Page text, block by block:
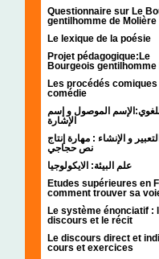
Questionnaire sur Le
gentilhomme de Molière
Le lexique de la poésie
Projet pédagogique:Le
Bourgeois gentilhomme
Les procédés comiques
comédie
الموصول و إسم
الإشارة
و الإنشاء : مهارة إنتاج
نص حجاجي
علم البيئة: الايكولوجيا
Etudes supérieures en
comment trouver sa
Le système énonciatif :
discours et le récit
Le discours direct et
cours et exercices